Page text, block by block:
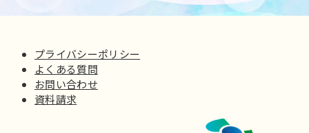
プライバシーポリシー
よくある質問
お問い合わせ
資料請求